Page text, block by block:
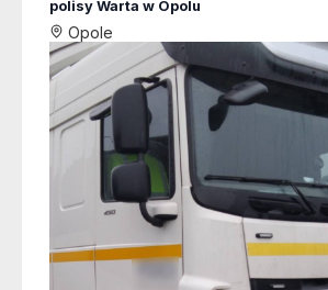
polisy Warta w Opolu
Opole